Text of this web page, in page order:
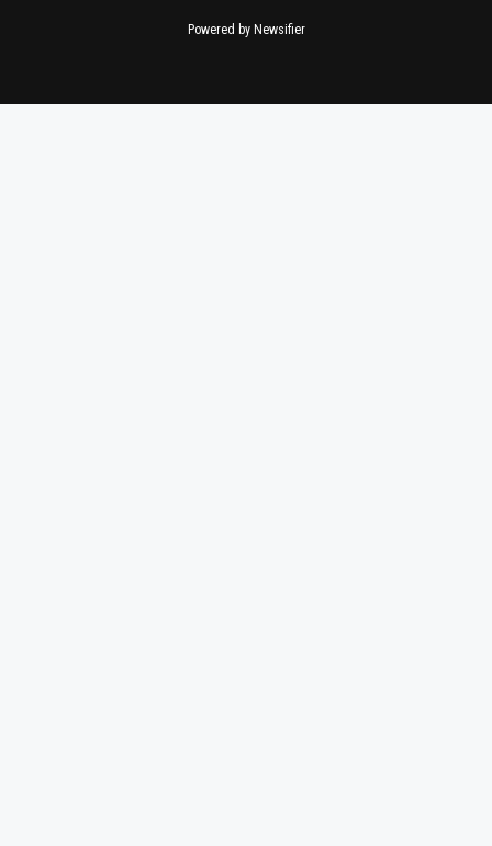
Powered by Newsifier